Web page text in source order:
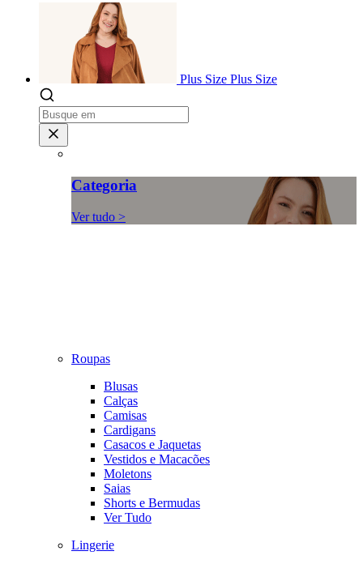
Plus Size Plus Size
Categoria
Ver tudo >
Roupas
Blusas
Calças
Camisas
Cardigans
Casacos e Jaquetas
Vestidos e Macacões
Moletons
Saias
Shorts e Bermudas
Ver Tudo
Lingerie